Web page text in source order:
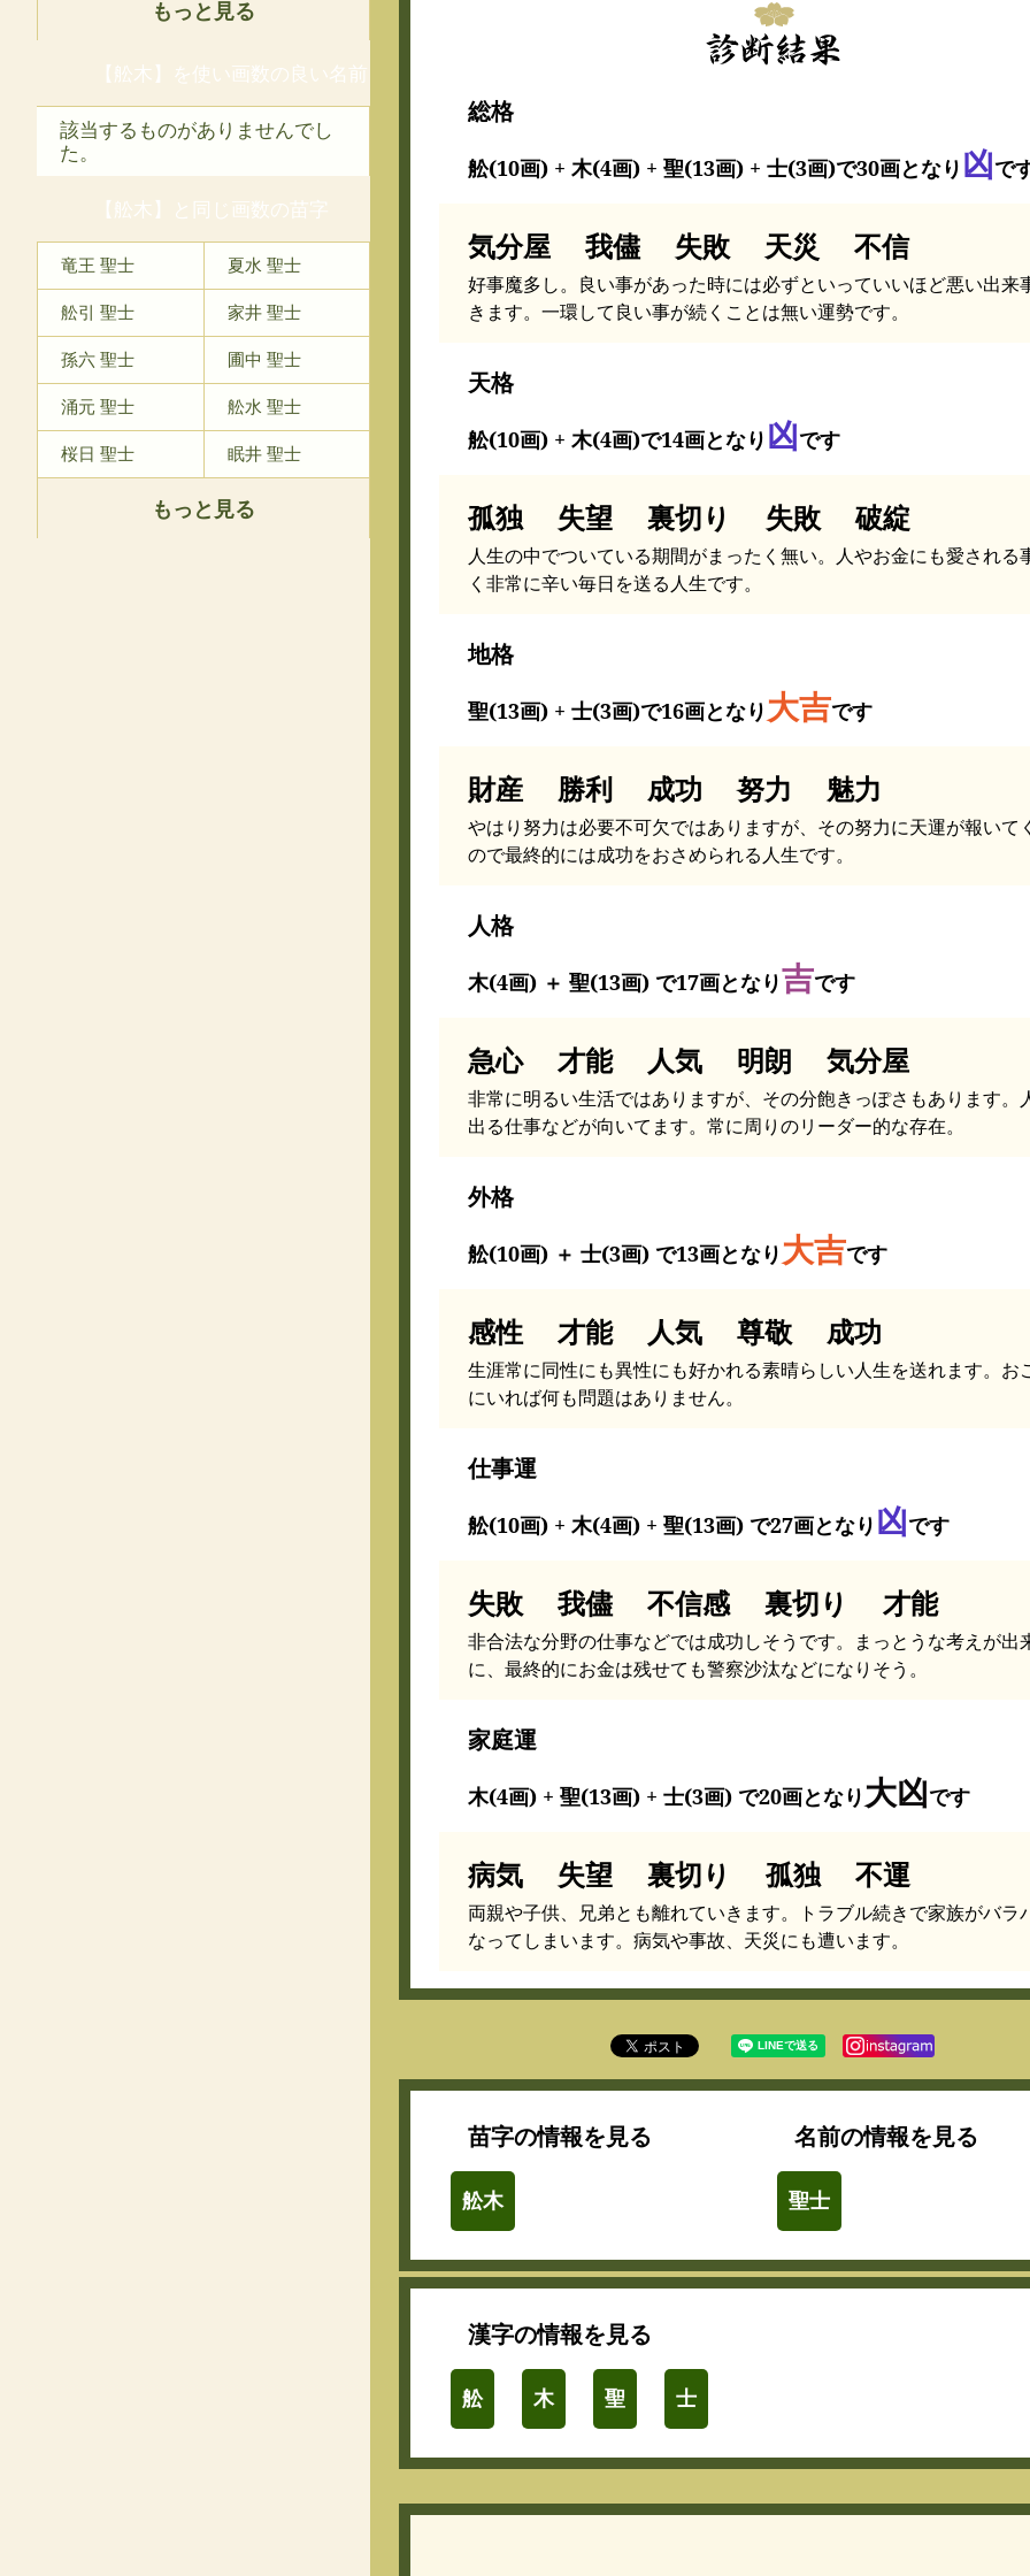
もっと見る
【舩木】を使い画数の良い名前
該当するものがありませんでし
た。
【舩木】と同じ画数の苗字
竜王 聖士 夏水 聖士
舩引 聖士 家井 聖士
孫六 聖士 圃中 聖士
涌元 聖士 舩水 聖士
桜日 聖士 眠井 聖士
もっと見る
総格
舩(10画) + 木(4画) + 聖(13画) + 士(3画)で30画となり 凶で
気分屋 我儘 失敗 天災 不信
好事魔多し。良い事があった時には必ずといっていいほど悪い出来
きます。一環して良い事が続くことは無い運勢です。
天格
舩(10画) + 木(4画)で14画となり 凶です
孤独 失望 裏切り 失敗 破綻
人生の中でついている期間がまったく無い。人やお金にも愛される
く非常に辛い毎日を送る人生です。
地格
聖(13画) + 士(3画)で16画となり 大吉です
財産 勝利 成功 努力 魅力
やはり努力は必要不可欠ではありますが、その努力に天運が報いて
ので最終的には成功をおさめられる人生です。
人格
木(4画) ＋ 聖(13画) で17画となり吉です
急心 才能 人気 明朗 気分屋
非常に明るい生活ではありますが、その分飽きっぽさもあります。
出る仕事などが向いてます。常に周りのリーダー的な存在。
外格
舩(10画) ＋ 士(3画) で13画となり 大吉です
感性 才能 人気 尊敬 成功
生涯常に同性にも異性にも好かれる素晴らしい人生を送れます。お
にいれば何も問題はありません。
仕事運
舩(10画) + 木(4画) + 聖(13画) で27画となり 凶です
失敗 我儘 不信感 裏切り 才能
非合法な分野の仕事などでは成功しそうです。まっとうな考えが出
に、最終的にお金は残せても警察沙汰などになりそう。
家庭運
木(4画) + 聖(13画) + 士(3画) で20画となり 大凶です
病気 失望 裏切り 孤独 不運
両親や子供、兄弟とも離れていきます。トラブル続きで家族がバラ
なってしまいます。病気や事故、天災にも遭います。
苗字の情報を見る
舩木
名前の情報を見る
聖士
漢字の情報を見る
舩 木 聖 士